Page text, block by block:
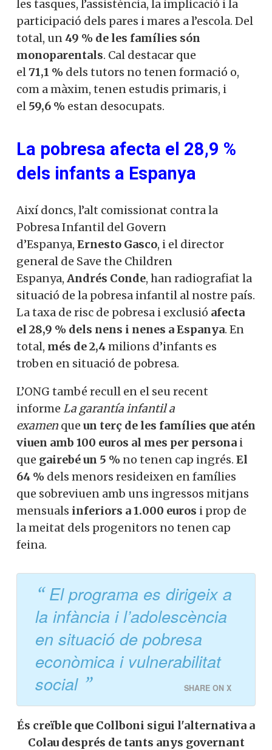
les tasques, l’assistència, la implicació i la
participació dels pares i mares a l’escola. Del
total, un 49 % de les famílies són
monoparentals. Cal destacar que
el71,1 % dels tutors no tenen formació o,
com a màxim, tenen estudis primaris, i
el 59,6 % estan desocupats.
La pobresa afecta el 28,9 %
dels infants a Espanya
Així doncs, l’alt comissionat contra la
Pobresa Infantil del Govern
d’Espanya, Ernesto Gasco, i el director
general de Save the Children
Espanya, Andrés Conde, han radiografiat la
situació de la pobresa infantil al nostre país.
La taxa de risc de pobresa i exclusió afecta
el 28,9 % dels nens i nenes a Espanya. En
total, més de 2,4milions d’infants es
troben en situació de pobresa.
L’ONG també recull en el seu recent
informe La garantía infantil a
examen que un terç de les famílies que atén
viuen amb 100 euros al mes per persona i
que gairebé un 5 % no tenen cap ingrés. El
64 % dels menors resideixen en famílies
que sobreviuen amb uns ingressos mitjans
mensuals inferiors a 1.000 euros i prop de
la meitat dels progenitors no tenen cap
feina.
El programa es dirigeix a
la infància i l’adolescència
en situació de pobresa
econòmica i vulnerabilitat
social
SHARE ON X
És creïble que Collboni sigui l'alternativa a
Colau després de tants anys governant